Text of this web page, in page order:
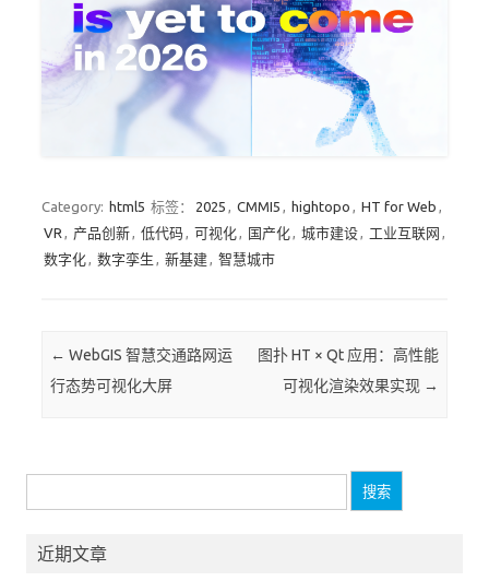
Category: html5 标签： 2025 , CMMI5 , hightopo , HT for Web ,
VR , 产品创新, 低代码, 可视化, 国产化, 城市建设, 工业互联网 ,
数字化, 数字孪生 , 新基建, 智慧城市
Post navigation
← WebGIS 智慧交通路网运
行态势可视化大屏
图扑 HT × Qt 应用：高性能
可视化渲染效果实现 →
索：
近期文章